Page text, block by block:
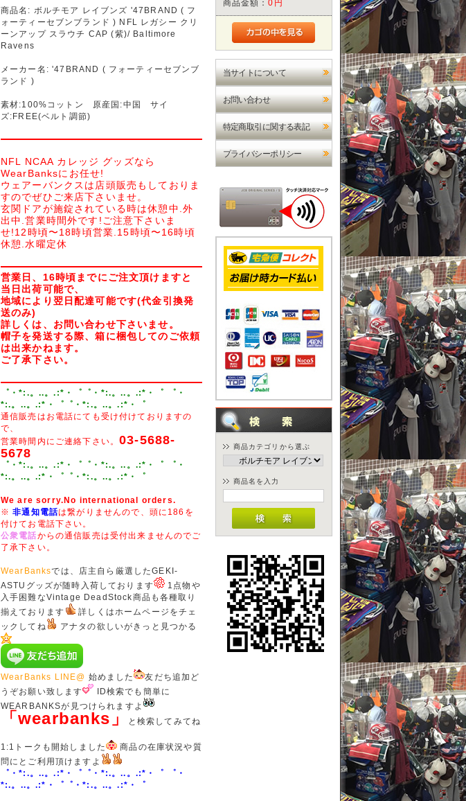
商品名: ボルチモア レイブンズ '47BRAND ( フ
ォーティーセブンブランド ) NFL レガシー クリ
ーンアップ スラウチ CAP (紫)/ Baltimore
Ravens
メーカー名: '47BRAND ( フォーティーセブンブ
ランド )
素材:100%コットン 原産国:中国 サイ
ズ:FREE(ベルト調節)
NFL NCAA カレッジ グッズなら
WearBanksにお任せ!
ウェアーバンクスは店頭販売もしておりま
すのでぜひご来店下さいませ。
玄関ドアが施錠されている時は休憩中.外
出中.営業時間外です!ご注意下さいま
せ!12時頃〜18時頃営業.15時頃〜16時頃
休憩.水曜定休
営業日、16時頃までにご注文頂けますと
当日出荷可能で、
地域により翌日配達可能です(代金引換発
送のみ)
詳しくは、お問い合わせ下さいませ。
帽子を発送する際、箱に梱包してのご依頼
は出来かねます。
ご了承下さい。
゜・*:.。..。.:*・゜゜・*:.。..。.:*・゜ ゜・
*:.。..。.:*・゜゜・*:.。..。.:*・゜
通信販売はお電話にても受け付けておりますの
で、
営業時間内にご連絡下さい。03-5688-
5678
゜・*:.。..。.:*・゜゜・*:.。..。.:*・゜ ゜・
*:.。..。.:*・゜゜・*:.。..。.:*・゜
We are sorry.No international orders.
※ 非通知電話は繋がりませんので、頭に186を
付けてお電話下さい。
公衆電話からの通信販売は受付出来ませんのでご
了承下さい。
WearBanksでは、店主自ら厳選したGEKI-
ASTUグッズが随時入荷しております
1点物や
入手困難なVintage DeadStock商品も各種取り
揃えております
詳しくはホームページをチェ
ックしてね
アナタの欲しいがきっと見つかる
WearBanks LINE@ 始めました
友だち追加ど
うぞお願い致します
ID検索でも簡単に
WEARBANKSが見つけられますよ
「wearbanks」 と検索してみてね
1:1トークも開始しました
商品の在庫状況や質
問にとご利用頂けますよ
゜・*:.。..。.:*・゜゜・*:.。..。.:*・゜ ゜・
*:.。..。.:*・゜゜・*:.。..。.:*・゜
商品金額：0円
当サイトについて
お問い合わせ
特定商取引に関する表記
プライバシーポリシー
商品カテゴリから選ぶ
商品名を入力